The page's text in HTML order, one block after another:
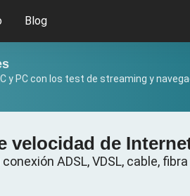
Blog
y PC con los test de streaming y
velocidad de
ADSL, VDSL, cable,